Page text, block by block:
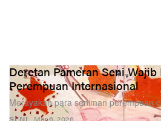
SENI
Deretan Pameran Seni
Perempuan Internasional
Merayakan para seniman perempuan
Mar 6, 2026